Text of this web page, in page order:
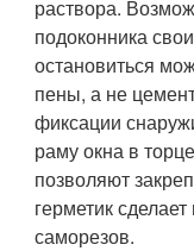
раствора.
подоконника
остановиться
пены, а не
фиксации
раму окна в
позволяют
герметик
саморезов.